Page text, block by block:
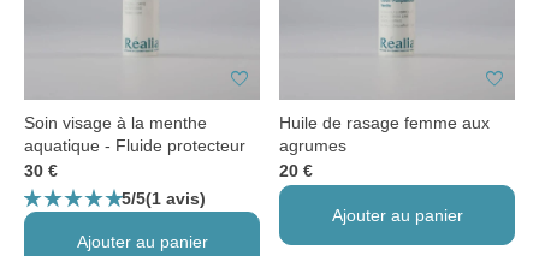
favorite
Soin visage à la menthe
aquatique - Fluide protecteur
30 €
star_ratestar_ratestar_ratestar_ratestar_rate5/5(1 avis)
Ajouter au panier
favorite
Huile de rasage femme aux
agrumes
20 €
Ajouter au panier